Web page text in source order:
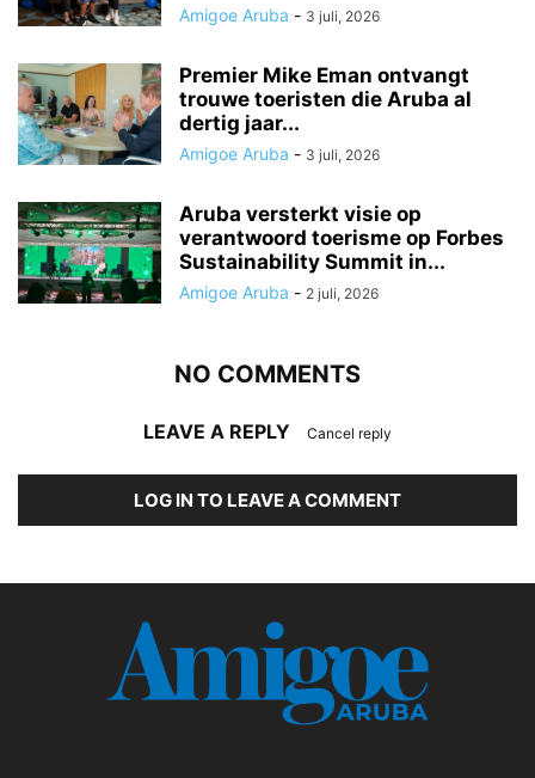
Amigoe Aruba - 3 juli, 2026
Premier Mike Eman ontvangt
trouwe toeristen die Aruba al
dertig jaar...
Amigoe Aruba - 3 juli, 2026
Aruba versterkt visie op
verantwoord toerisme op Forbes
Sustainability Summit in...
Amigoe Aruba - 2 juli, 2026
NO COMMENTS
LEAVE A REPLY Cancel reply
LOG IN TO LEAVE A COMMENT